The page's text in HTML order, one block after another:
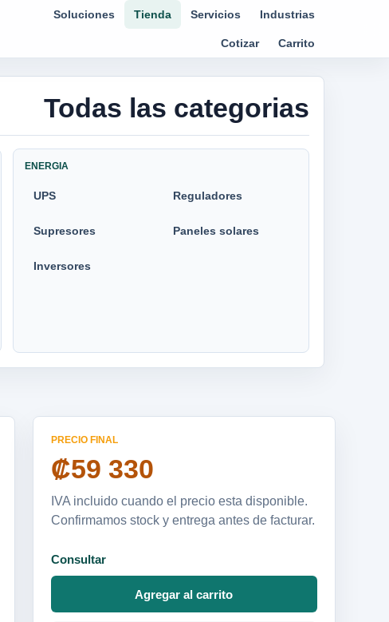
Soluciones Tienda Servicios Industrias
Cotizar Carrito
Todas las categorias
ENERGIA
UPS Reguladores
Supresores Paneles solares
Inversores
PRECIO FINAL
₡59 330
IVA incluido cuando el precio esta disponible.
Confirmamos stock y entrega antes de facturar.
Consultar
Agregar al carrito